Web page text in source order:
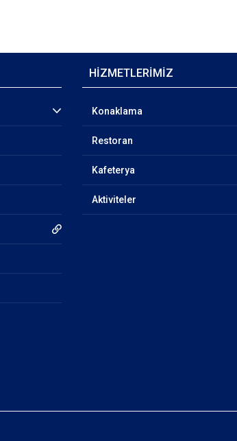
HİZMETLERİMİZ
Konaklama
Restoran
Kafeterya
Aktiviteler